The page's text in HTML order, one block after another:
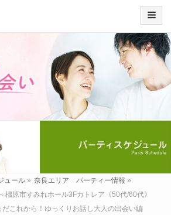
ュール » 奈良エリア パーティー情報 »
橿原市すみれホール3Fカトレア《50代/60代》
だこれから！ゆっくりお話し大人の出会い編